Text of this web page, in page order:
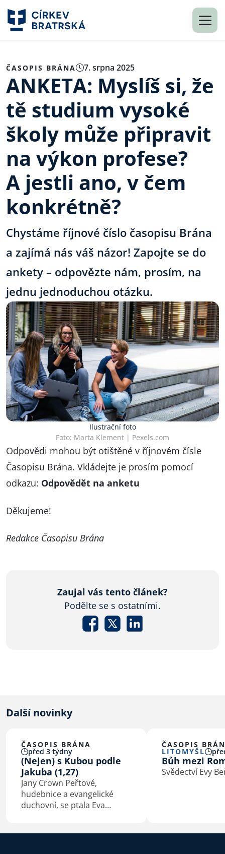
ČASOPIS BRÁNA 7. srpna 2025
ANKETA: Myslíš si, že
tě studium vysoké
školy může připravit
na výkon profese?
A jestli ano, v čem
konkrétně?
Chystáme říjnové číslo časopisu Brána
a zajímá nás váš názor! Zapojte se do
ankety – odpovězte nám, prosím, na
jednu jednoduchou otázku.
Ilustrační foto
Foto: Marta Klement | Pexels.com
Odpovědi mohou být otištěné v říjnovém čísle
Časopisu Brána. Vkládejte je prosím pomocí
odkazu: Odpovědět na anketu
Děkujeme!
Redakce Časopisu Brána
Zaujal vás tento článek?
Podělte se s ostatními.
Další novinky
ČASOPIS BRÁNA
před 3 týdny
(Nejen) s Kubou podle
Jakuba (1,27)
Jany Crown Peřtové,
hudebnice a evangelické
duchovní, se ptala Eva
ČASOPIS
LITOMYŠL
Bůh mezi
Svědectví Evy